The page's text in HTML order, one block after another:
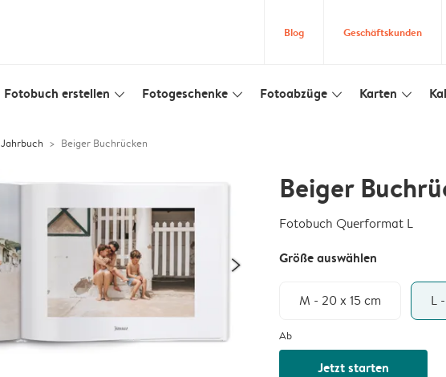
Blog Geschäftskunden
Fotobuch erstellen slim_arrow_down Fotogeschenke slim_arrow_down Fotoabzüge slim_arrow_down Karten slim_arrow_down
Jahrbuch Beiger Buchrücken
Beiger
Fotobuch Querformat L
Größe auswählen
M - 20 x 15 cm L
Ab
Jetzt starten